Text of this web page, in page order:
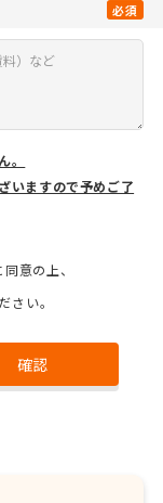
必須
。
いますので予めご了
同意の上、
さい。
確認